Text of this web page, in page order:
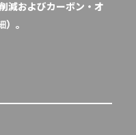
減およびカーボン・オ
）。